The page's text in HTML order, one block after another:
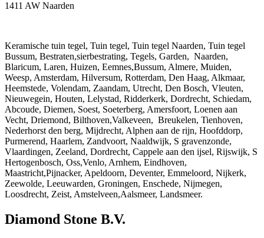
1411 AW Naarden
Keramische tuin tegel, Tuin tegel, Tuin tegel Naarden, Tuin tegel
Bussum, Bestraten,sierbestrating, Tegels, Garden, Naarden,
Blaricum, Laren, Huizen, Eemnes,Bussum, Almere, Muiden,
Weesp, Amsterdam, Hilversum, Rotterdam, Den Haag, Alkmaar,
Heemstede, Volendam, Zaandam, Utrecht, Den Bosch, Vleuten,
Nieuwegein, Houten, Lelystad, Ridderkerk, Dordrecht, Schiedam,
Abcoude, Diemen, Soest, Soeterberg, Amersfoort, Loenen aan
Vecht, Driemond, Bilthoven,Valkeveen, Breukelen, Tienhoven,
Nederhorst den berg, Mijdrecht, Alphen aan de rijn, Hoofddorp,
Purmerend, Haarlem, Zandvoort, Naaldwijk, S gravenzonde,
Vlaardingen, Zeeland, Dordrecht, Cappele aan den ijsel, Rijswijk, S
Hertogenbosch, Oss,Venlo, Arnhem, Eindhoven,
Maastricht,Pijnacker, Apeldoorn, Deventer, Emmeloord, Nijkerk,
Zeewolde, Leeuwarden, Groningen, Enschede, Nijmegen,
Loosdrecht, Zeist, Amstelveen,Aalsmeer, Landsmeer.
Diamond Stone B.V.